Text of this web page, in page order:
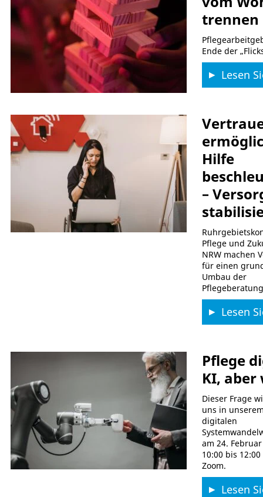
trennen
Ende der
Lesen
Hilfe
–
Pflege und
NRW machen
für einen
Umbau der
Lesen
Pflege
KI, aber
Dieser Frage
uns in
digitalen
am 24.
10:00 bis
Zoom.
Lesen